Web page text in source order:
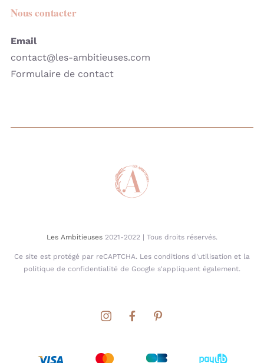
Nous contacter
Email
contact@les-ambitieuses.com
Formulaire de contact
Les Ambitieuses 2021-2022 | Tous droits réservés.
Ce site est protégé par reCAPTCHA. Les conditions d'utilisation et la
politique de confidentialité de Google s'appliquent également.